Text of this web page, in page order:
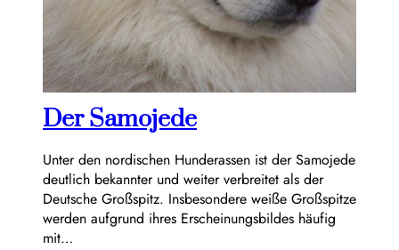
Der Samojede
Unter den nordischen Hunderassen ist der Samojede
deutlich bekannter und weiter verbreitet als der
Deutsche Großspitz. Insbesondere weiße Großspitze
werden aufgrund ihres Erscheinungsbildes häufig
mit…